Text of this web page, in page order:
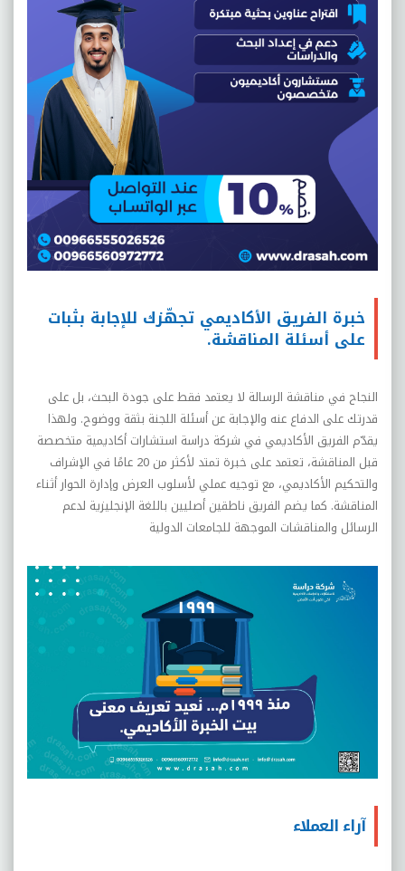
خبرة الفريق الأكاديمي تجهّزك للإجابة بثبات
على أسئلة المناقشة.
النجاح في مناقشة الرسالة لا يعتمد فقط على جودة البحث، بل على
قدرتك على الدفاع عنه والإجابة عن أسئلة اللجنة بثقة ووضوح. ولهذا
يقدّم الفريق الأكاديمي في شركة دراسة استشارات أكاديمية متخصصة
قبل المناقشة، تعتمد على خبرة تمتد لأكثر من 20 عامًا في الإشراف
والتحكيم الأكاديمي، مع توجيه عملي لأسلوب العرض وإدارة الحوار أثناء
المناقشة. كما يضم الفريق ناطقين أصليين باللغة الإنجليزية لدعم
الرسائل والمناقشات الموجهة للجامعات الدولية
آراء العملاء